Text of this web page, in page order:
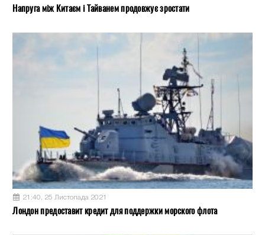
Напруга між Китаєм і Тайванем продовжує зростати
21:40, 25 Листопада 2021
Лондон предоставит кредит для поддержки морского флота